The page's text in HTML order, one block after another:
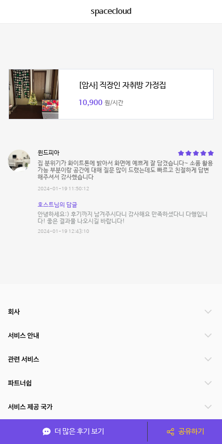
spacecloud
[암사] 직장인 자취방 가정집
10,900 원/시간
윈드피아
집 분위기가 화이트톤에 밝아서 화면에 예쁘게 잘 담겼습니다~ 소품 활용
가능 부분이랑 공간에 대해 질문 많이 드렸는데도 빠르고 친절하게 답변
해주셔서 감사했습니다
2024-01-19 11:50:12
호스트님의 답글
안녕하세요:) 후기까지 남겨주시다니 감사해요 만족하셨다니 다행입니
다! 좋은 결과물 나오시길 바랍니다!
2024-01-19 12:43:10
더 많은 후기 보기 공유하기
회사
서비스 안내
관련 서비스
파트너쉽
서비스 제공 국가